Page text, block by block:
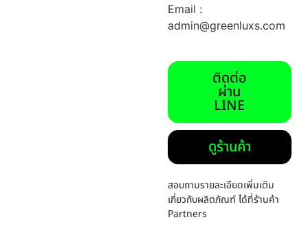
Email :
admin@greenluxs.com
ติดต่อ
ผ่าน
LINE
ดูร้านค้า
สอบถามรายละเอียดเพิ่มเติม
เกี่ยวกับผลิตภัณฑ์ ได้ที่ร้านค้า
Partners